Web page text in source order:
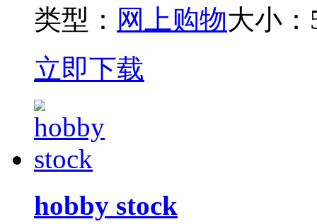
类型： 网上购物大小：
立即下载
hobby stock